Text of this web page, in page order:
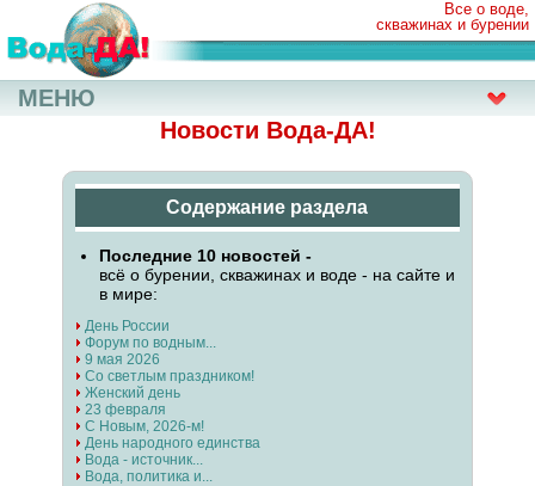
Все о воде,
скважинах и бурении
Новости Вода-ДА!
Содержание раздела
Последние 10 новостей -
всё о бурении, скважинах и воде - на сайте и
в мире:
День России
Форум по водным...
9 мая 2026
Со светлым праздником!
Женский день
23 февраля
С Новым, 2026-м!
День народного единства
Вода - источник...
Вода, политика и...
МЕНЮ